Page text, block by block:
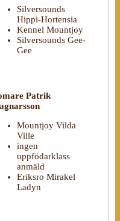
Silversounds
Hippi-Hortensia
Kennel Mountjoy
Silversounds Gee-
Gee
Patrik
Mountjoy Vilda
Ville
ingen
uppfödarklass
anmäld
Eriksro Mirakel
Ladyn